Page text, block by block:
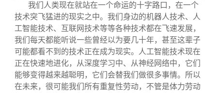
我们人类现在就站在一个命运的十字路口，在一个
技术突飞猛进的现实之中。我们身边的机器人技术、人
工智能技术、互联网技术等等各种技术都在飞速发展，
我们每天都能听说一些曾经以为要几十年，甚至这辈子
可能都看不到的技术正在成为现实。人工智能技术现在
正在快速地进化，从深度学习中、从神经网络中，它们
能够变得越来越聪明，它们会替我们做很多事情。所以
在未来，很可能我们所有重复性劳动，不管是体力劳动